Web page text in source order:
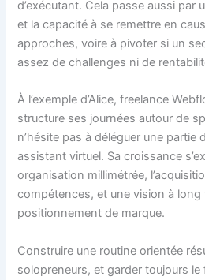
d’exécutant. Cela passe aussi par
et la capacité à se remettre en
approches, voire à pivoter si un
assez de challenges ni de
À l’exemple d’Alice, freelance
structure ses journées autour de
n’hésite pas à déléguer une partie
assistant virtuel. Sa croissance
organisation millimétrée,
compétences, et une vision à long
positionnement de marque.
Construire une routine orientée
solopreneurs, et garder toujours